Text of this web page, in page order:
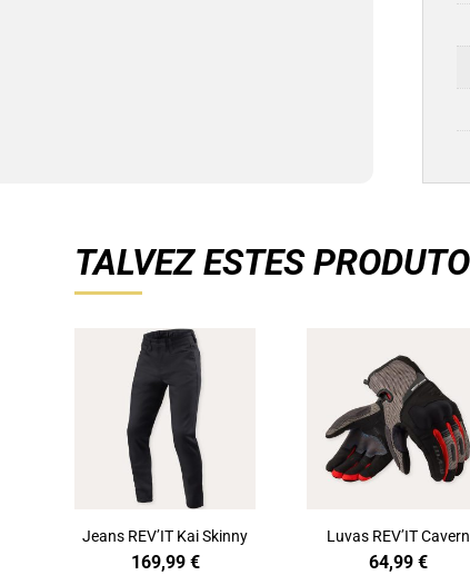
TALVEZ ESTES
Jeans REV’IT Kai Skinny
169,99 €
Luvas REV’IT Cavern
64,99 €